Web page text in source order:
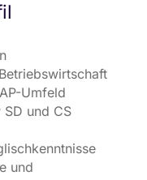
Umfeld
SD und CS
und